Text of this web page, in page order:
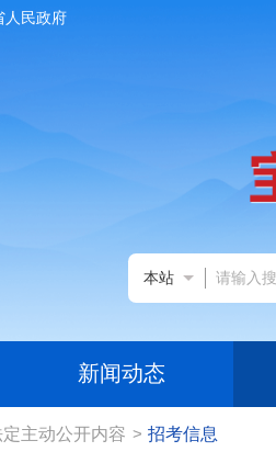
人民政府
本站
新闻动态
主动公开内容 > 招考信息